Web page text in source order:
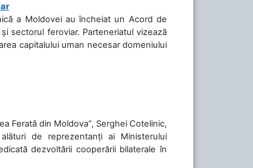
a Moldovei au încheiat un Acord de
sectorul feroviar. Parteneriatul vizează
capitalului uman necesar domeniului
Ferată din Moldova”, Serghei Cotelinic,
de reprezentanți ai Ministerului
dezvoltării cooperării bilaterale în